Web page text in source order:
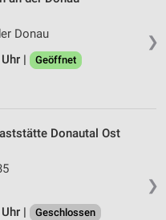
❯
Donau
|
Geöffnet
❯
Donautal Ost
|
Geschlossen